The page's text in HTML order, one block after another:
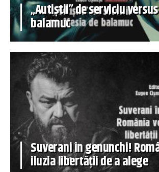
„Autiștii” de serviciu
balamuc
Suverani în genunchi!
iluzia libertății de a alege